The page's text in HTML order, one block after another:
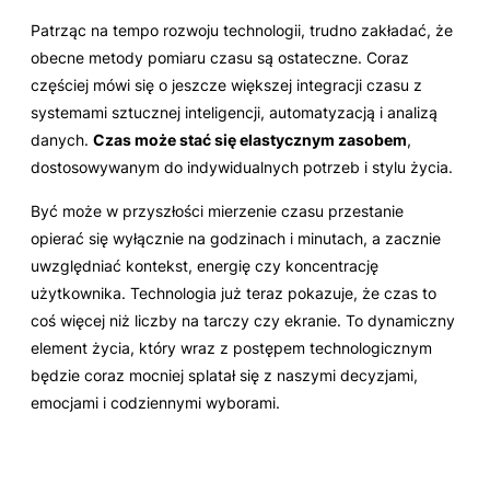
Patrząc na tempo rozwoju technologii, trudno zakładać, że
obecne metody pomiaru czasu są ostateczne. Coraz
częściej mówi się o jeszcze większej integracji czasu z
systemami sztucznej inteligencji, automatyzacją i analizą
danych. Czas może stać się elastycznym zasobem,
dostosowywanym do indywidualnych potrzeb i stylu życia.
Być może w przyszłości mierzenie czasu przestanie
opierać się wyłącznie na godzinach i minutach, a zacznie
uwzględniać kontekst, energię czy koncentrację
użytkownika. Technologia już teraz pokazuje, że czas to
coś więcej niż liczby na tarczy czy ekranie. To dynamiczny
element życia, który wraz z postępem technologicznym
będzie coraz mocniej splatał się z naszymi decyzjami,
emocjami i codziennymi wyborami.